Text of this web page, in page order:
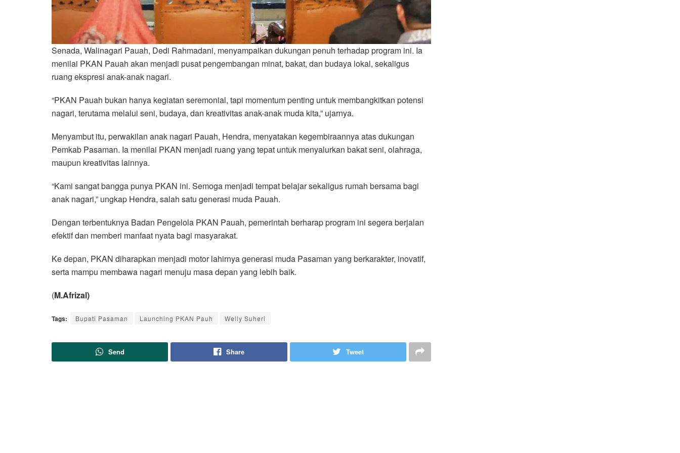
Senada, Walinagari Pauah, Dedi Rahmadani, menyampaikan dukungan penuh terhadap program ini. Ia
menilai PKAN Pauah akan menjadi pusat pengembangan minat, bakat, dan budaya lokal, sekaligus
ruang ekspresi anak-anak nagari.
“PKAN Pauah bukan hanya kegiatan seremonial, tapi momentum penting untuk membangkitkan potensi
nagari, terutama melalui seni, budaya, dan kreativitas anak-anak muda kita,” ujarnya.
Menyambut itu, perwakilan anak nagari Pauah, Hendra, menyatakan kegembiraannya atas dukungan
Pemkab Pasaman. Ia menilai PKAN menjadi ruang yang tepat untuk menyalurkan bakat seni, olahraga,
maupun kreativitas lainnya.
“Kami sangat bangga punya PKAN ini. Semoga menjadi tempat belajar sekaligus rumah bersama bagi
anak nagari,” ungkap Hendra, salah satu generasi muda Pauah.
Dengan terbentuknya Badan Pengelola PKAN Pauah, pemerintah berharap program ini segera berjalan
efektif dan memberi manfaat nyata bagi masyarakat.
Ke depan, PKAN diharapkan menjadi motor lahirnya generasi muda Pasaman yang berkarakter, inovatif,
serta mampu membawa nagari menuju masa depan yang lebih baik.
(M.Afrizal)
Tags: Bupati Pasaman Launching PKAN Pauh Welly Suheri
Send Share Tweet